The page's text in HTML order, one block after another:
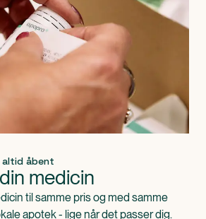
altid åbent
medicin
til samme pris og med samme
apotek - lige når det passer dig.